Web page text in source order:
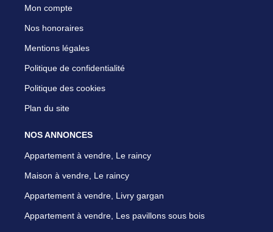
Mon compte
Nos honoraires
Mentions légales
Politique de confidentialité
Politique des cookies
Plan du site
NOS ANNONCES
Appartement à vendre, Le raincy
Maison à vendre, Le raincy
Appartement à vendre, Livry gargan
Appartement à vendre, Les pavillons sous bois